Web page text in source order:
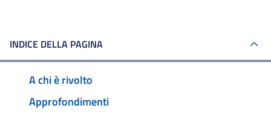
INDICE DELLA PAGINA
A chi è rivolto
Approfondimenti